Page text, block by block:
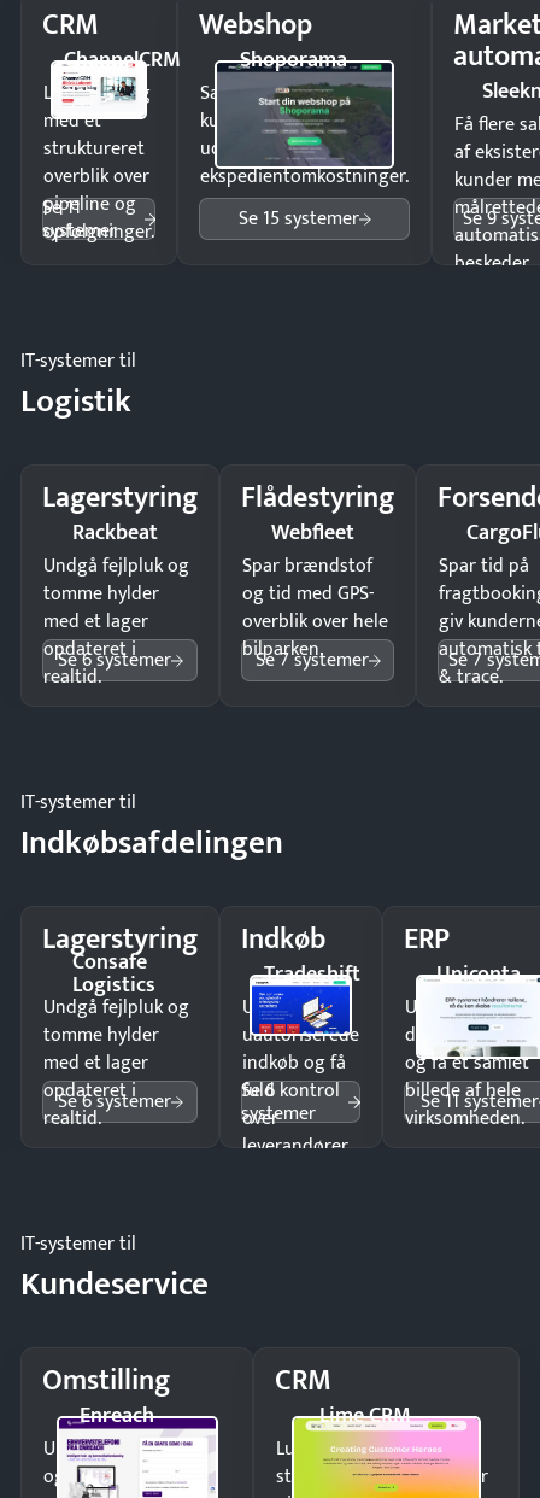
CRM
ChannelCRM
Luk flere salg
med et
struktureret
overblik over
pipeline og
opfølgninger.
Se 11
systemer
Webshop
Shoporama
Sælg produkter 24/7 til
kunder i hele landet
uden
ekspedientomkostninger.
Se 15 systemer
Få flere
af
kunder
beskeder.
Se 9
IT-systemer til
Logistik
Lagerstyring
Rackbeat
Undgå fejlpluk og
tomme hylder
med et lager
opdateret i
realtid.
Se 6 systemer
Flådestyring
Webfleet
Spar brændstof
og tid med GPS-
overblik over hele
bilparken.
Se 7 systemer
Spar tid på
giv
automatisk
& trace.
Se 7
IT-systemer til
Indkøbsafdelingen
Lagerstyring
Consafe
Logistics
Undgå fejlpluk og
tomme hylder
med et lager
opdateret i
realtid.
Se 6 systemer
Indkøb
Tradeshift
Undgå
uautoriserede
indkøb og få
fuld kontrol
over
leverandører
Se 6
systemer
ERP
Uniconta
Undgå
og få ét samlet
billede af hele
virksomheden.
Se 11 systemer
IT-systemer til
Kundeservice
Omstilling
Enreach
Undgå tabte opkald
og giv kunderne en
CRM
Lime CRM
Luk flere salg med et
struktureret overblik over